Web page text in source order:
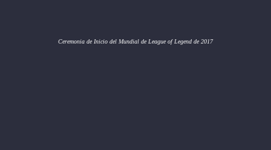
Ceremonia de Inicio del Mundial de League of Legend de 2017